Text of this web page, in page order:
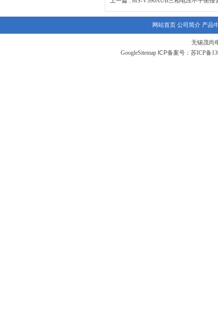
网站首页 公司简介 产品
无锡茂尚
GoogleSitemapICP备案号： 苏ICP备